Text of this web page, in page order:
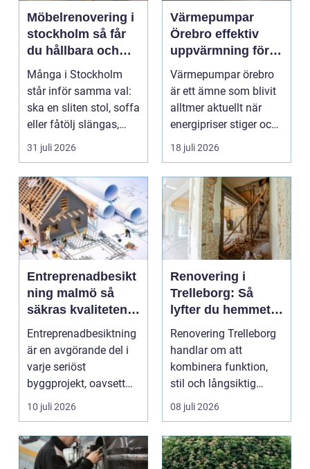
Möbelrenovering i
stockholm så får
du hållbara och
vackra möbler
Många i Stockholm
står inför samma val:
ska en sliten stol, soffa
eller fåtölj slängas,
säljas billi...
31 juli 2026
Värmepumpar
Örebro effektiv
uppvärmning för
hus och
fastigheter
Värmepumpar örebro
är ett ämne som blivit
alltmer aktuellt när
energipriser stiger och
fler vill sän...
18 juli 2026
Entreprenadbesikt
ning malmö så
säkras kvaliteten i
byggprojekt
Entreprenadbesiktning
är en avgörande del i
varje seriöst
byggprojekt, oavsett
om det handlar om en
10 juli 2026
Renovering i
Trelleborg: Så
lyfter du hemmet
på ett smart sätt
Renovering Trelleborg
handlar om att
kombinera funktion,
stil och långsiktig
ekonomi i samma p...
08 juli 2026